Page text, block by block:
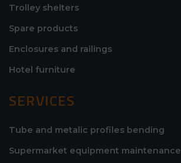
Trolley shelters
Spare products
Enclosures and railings
Hotel furniture
SERVICES
Tube and metalic profiles bending
Supermarket equipment maintenance